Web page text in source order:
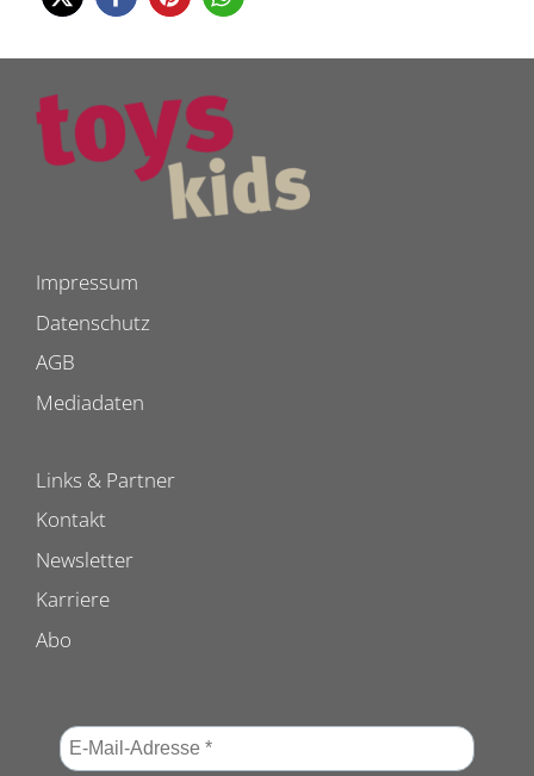
Impressum
Datenschutz
AGB
Mediadaten
Links & Partner
Kontakt
Newsletter
Karriere
Abo